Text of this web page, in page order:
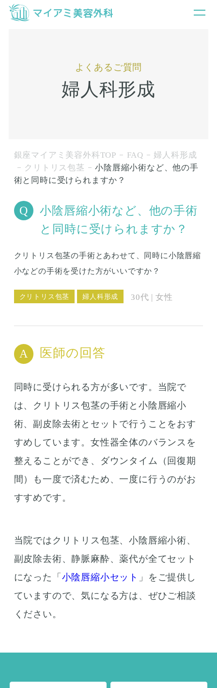
よくあるご質問
婦人科形成
銀座マイアミ美容外科TOP FAQ
婦人科形成
クリトリス包茎
小陰唇縮小術など、他の手
術と同時に受けられますか？
小陰唇縮小術など、他の手術
と同時に受けられますか？
クリトリス包茎の手術とあわせて、同時に小陰唇縮
小などの手術を受けた方がいいですか？
クリトリス包茎 婦人科形成 30代 | 女性
医師の回答
同時に受けられる方が多いです。当院で
は、クリトリス包茎の手術と小陰唇縮小
術、副皮除去術とセットで行うことをおす
すめしています。女性器全体のバランスを
整えることができ、ダウンタイム（回復期
間）も一度で済むため、一度に行うのがお
すすめです。
当院ではクリトリス包茎、小陰唇縮小術、
副皮除去術、静脈麻酔、薬代が全てセット
になった「 小陰唇縮小セット 」をご提供し
ていますので、気になる方は、ぜひご相談
ください。